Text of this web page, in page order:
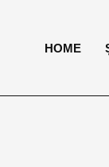
HOME